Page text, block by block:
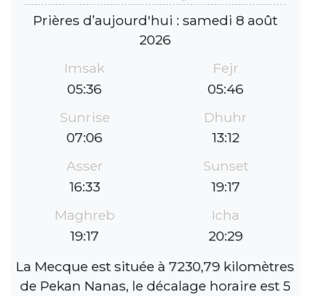
Prières d’aujourd'hui : samedi 8 août
2026
Imsak
05:36
Fejr
05:46
Sunrise
07:06
Dhuhr
13:12
Asser
16:33
Sunset
19:17
Maghreb
19:17
Icha
20:29
La Mecque est située à 7230,79 kilomètres
de Pekan Nanas, le décalage horaire est 5